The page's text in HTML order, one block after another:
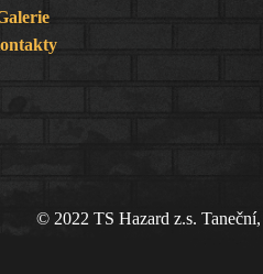
© 2022 TS Hazard z.s.